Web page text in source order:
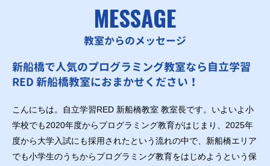
MESSAGE
教室からのメッセージ
新船橋で人気のプログラミング教室なら自立学習
RED 新船橋教室におまかせください！
こんにちは。自立学習RED 新船橋教室 教室長です。いよいよ小
学校でも2020年度からプログラミング教育がはじまり、2025年
度から大学入試にも採用されたという流れの中で、新船橋エリア
でも小学生のうちからプログラミング教育をはじめようという保